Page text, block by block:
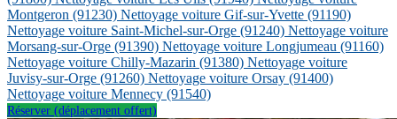
Montgeron (91230) Nettoyage voiture Gif-sur-Yvette (91190)
Nettoyage voiture Saint-Michel-sur-Orge (91240) Nettoyage voiture
Morsang-sur-Orge (91390) Nettoyage voiture Longjumeau (91160)
Nettoyage voiture Chilly-Mazarin (91380) Nettoyage voiture
Juvisy-sur-Orge (91260) Nettoyage voiture Orsay (91400)
Nettoyage voiture Mennecy (91540)
Réserver (déplacement offert)